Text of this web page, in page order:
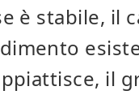
è stabile, il
il